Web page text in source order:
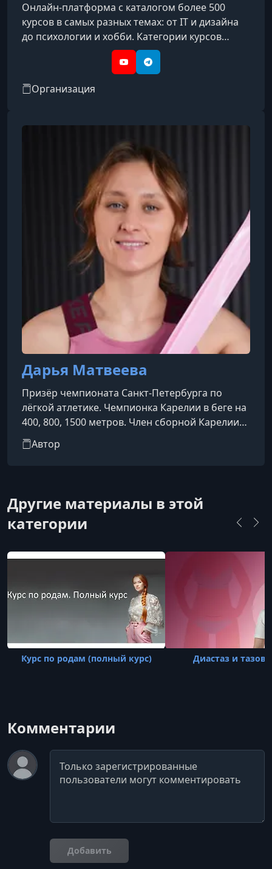
Онлайн-платформа с каталогом более 500
курсов в самых разных темах: от IT и дизайна
до психологии и хобби. Категории курсов
охватывают такие направления, как IT, бизнес,
дизайн, психология, творчество, блогинг, уход
YouTubeTelegram
Организация
Дарья Матвеева
Призёр чемпионата Санкт-Петербурга по
лёгкой атлетике. Чемпионка Карелии в беге на
400, 800, 1500 метров. Член сборной Карелии
по легкой атлетике (2010-2012). Тренер мягкого
и функционального фитнеса.
Автор
Другие материалы в этой
категории
Курс по родам (полный курс) Диастаз и
Комментарии
Комментарий
Добавить